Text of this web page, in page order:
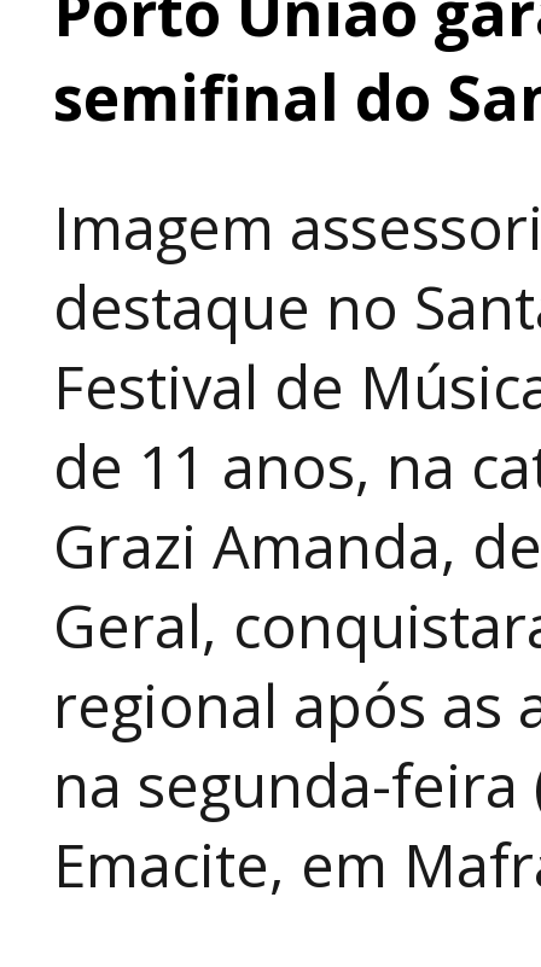
semifinal do
Imagem
destaque no
Festival de
de 11 anos, na
Grazi Amanda,
Geral,
regional após as
na segunda-feira
Emacite, em